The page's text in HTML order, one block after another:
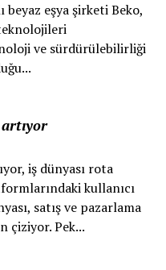
beyaz eşya şirketi Beko,
ve sürdürülebilirliği
iş dünyası rota
kullanıcı
satış ve pazarlama
çiziyor. Pek...